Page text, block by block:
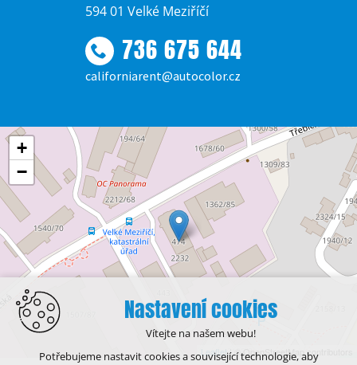
594 01 Velké Meziříčí
736 675 644
californiarent@autocolor.cz
+
−
Leaflet | © OpenStreetMap contributors
Nastavení cookies
Vítejte na našem webu!
Potřebujeme nastavit cookies a související technologie, aby